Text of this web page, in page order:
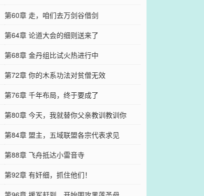
第60章 走，咱们去万剑谷借剑
第64章 论道大会的细则送来了
第68章 金丹组比试火热进行中
第72章 你的木系功法对贫僧无效
第76章 千年布局，终于要成了
第80章 今天，我就替你父亲教训教训你
第84章 盟主，五域联盟各宗代表求见
第88章 飞舟抵达小雷音寺
第92章 有奸细，抓住他们！